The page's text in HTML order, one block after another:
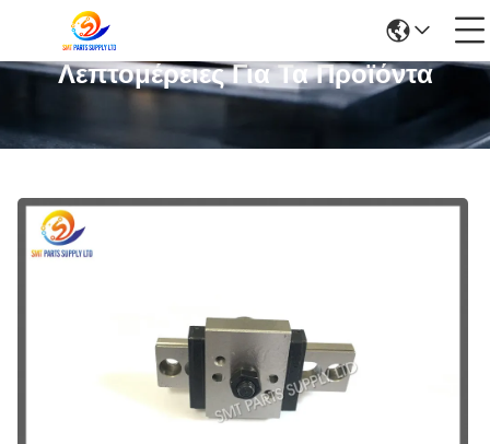
Λεπτομέρειες Για Τα Προϊόντα